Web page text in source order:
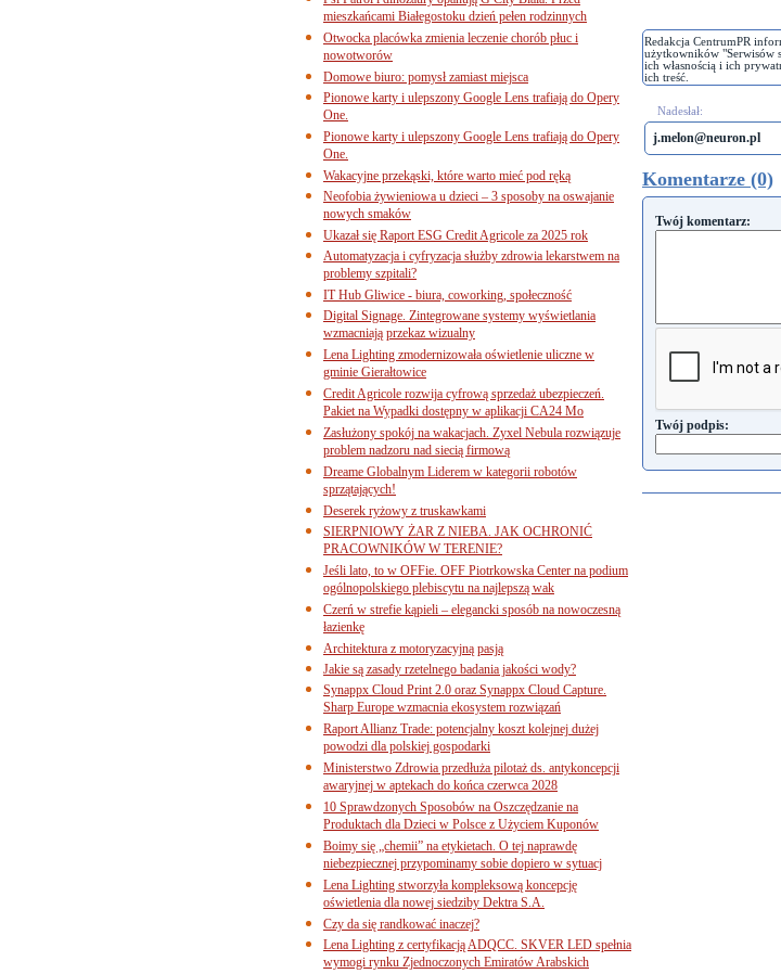
Redakcja CentrumPR
użytkowników "Serwisów
ich własnością i ich
ich treść.
Nadesłał:
j.melon@neuron.pl
Komentarze (0)
Twój komentarz:
Twój podpis:
mieszkańcami Białegostoku dzień pełen rodzinnych
Otwocka placówka zmienia leczenie chorób płuc i
nowotworów
Domowe biuro: pomysł zamiast miejsca
Pionowe karty i ulepszony Google Lens trafiają do Opery
One.
Pionowe karty i ulepszony Google Lens trafiają do Opery
One.
Wakacyjne przekąski, które warto mieć pod ręką
Neofobia żywieniowa u dzieci – 3 sposoby na oswajanie
nowych smaków
Ukazał się Raport ESG Credit Agricole za 2025 rok
Automatyzacja i cyfryzacja służby zdrowia lekarstwem na
problemy szpitali?
IT Hub Gliwice - biura, coworking, społeczność
Digital Signage. Zintegrowane systemy wyświetlania
wzmacniają przekaz wizualny
Lena Lighting zmodernizowała oświetlenie uliczne w
gminie Gierałtowice
Credit Agricole rozwija cyfrową sprzedaż ubezpieczeń.
Pakiet na Wypadki dostępny w aplikacji CA24 Mo
Zasłużony spokój na wakacjach. Zyxel Nebula rozwiązuje
problem nadzoru nad siecią firmową
Dreame Globalnym Liderem w kategorii robotów
sprzątających!
Deserek ryżowy z truskawkami
SIERPNIOWY ŻAR Z NIEBA. JAK OCHRONIĆ
PRACOWNIKÓW W TERENIE?
Jeśli lato, to w OFFie. OFF Piotrkowska Center na podium
ogólnopolskiego plebiscytu na najlepszą wak
Czerń w strefie kąpieli – elegancki sposób na nowoczesną
łazienkę
Architektura z motoryzacyjną pasją
Jakie są zasady rzetelnego badania jakości wody?
Synappx Cloud Print 2.0 oraz Synappx Cloud Capture.
Sharp Europe wzmacnia ekosystem rozwiązań
Raport Allianz Trade: potencjalny koszt kolejnej dużej
powodzi dla polskiej gospodarki
Ministerstwo Zdrowia przedłuża pilotaż ds. antykoncepcji
awaryjnej w aptekach do końca czerwca 2028
10 Sprawdzonych Sposobów na Oszczędzanie na
Produktach dla Dzieci w Polsce z Użyciem Kuponów
Boimy się „chemii” na etykietach. O tej naprawdę
niebezpiecznej przypominamy sobie dopiero w sytuacj
Lena Lighting stworzyła kompleksową koncepcję
oświetlenia dla nowej siedziby Dektra S.A.
Czy da się randkować inaczej?
Lena Lighting z certyfikacją ADQCC. SKVER LED spełnia
wymogi rynku Zjednoczonych Emiratów Arabskich